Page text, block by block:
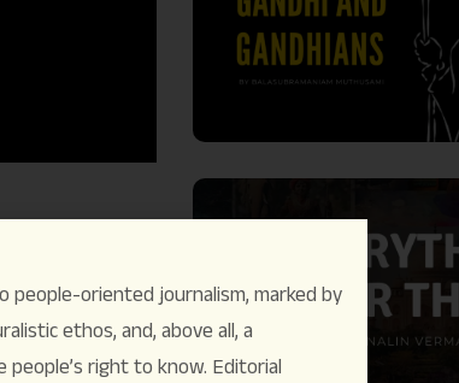
ഒരു
ഈ ചർച്ച
പൂർണ്ണ
people-oriented journalism, marked by
ethos, and, above all, a
right to know. Editorial